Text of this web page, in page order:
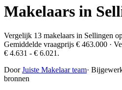
Makelaars in
Vergelijk 13 makelaars in Sellingen
Gemiddelde vraagprijs € 463.000 ·
€ 4.631 - € 6.021.
DoorJuiste Makelaar team·
bronnen